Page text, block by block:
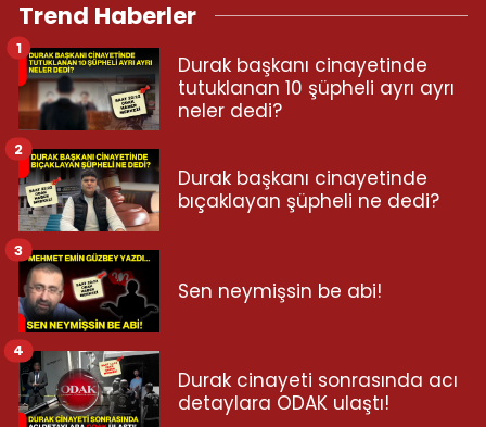
Trend Haberler
Durak başkanı cinayetinde
tutuklanan 10 şüpheli ayrı ayrı
neler dedi?
1
Durak başkanı cinayetinde
bıçaklayan şüpheli ne dedi?
2
Sen neymişsin be abi!
3
Durak cinayeti sonrasında acı
detaylara ODAK ulaştı!
4